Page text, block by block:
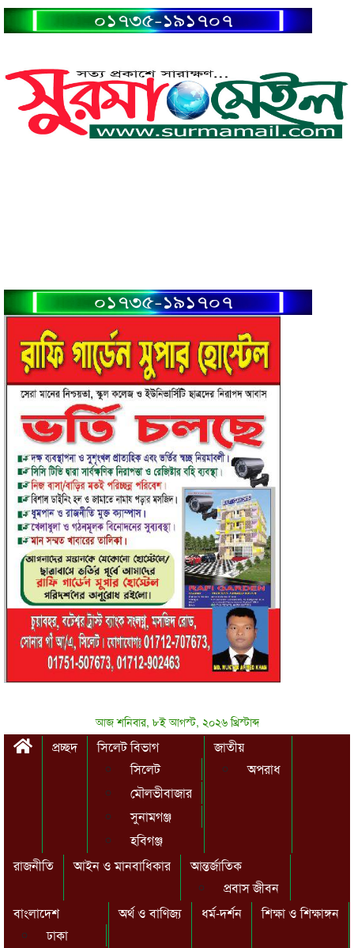
আজ শনিবার, ৮ই আগস্ট, ২০২৬ খ্রিস্টাব্দ
প্রচ্ছদ
সিলেট বিভাগ
সিলেট
মৌলভীবাজার
সুনামগঞ্জ
হবিগঞ্জ
জাতীয়
অপরাধ
রাজনীতি আইন ও মানবাধিকার
আন্তর্জাতিক
প্রবাস জীবন
বাংলাদেশ
ঢাকা
অর্থ ও বাণিজ্য ধর্ম-দর্শন শিক্ষা ও শিক্ষাঙ্গন